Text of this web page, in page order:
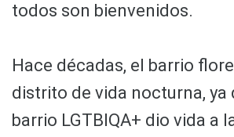
todos son bienvenidos.
Hace décadas, el barrio
distrito de vida nocturna, ya
barrio LGTBIQA+ dio vida a